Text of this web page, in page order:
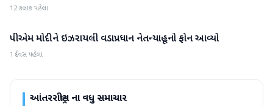
12 કલાક પહેલા
આંતરરાષ્ટ્રીય
પીએમ મોદીને ઇઝરાયલી વડાપ્રધાન નેતન્યાહૂનો ફોન આવ્યો
1 દિવસ પહેલા
આંતરરાષ્ટ્રીયના વધુ સમાચાર